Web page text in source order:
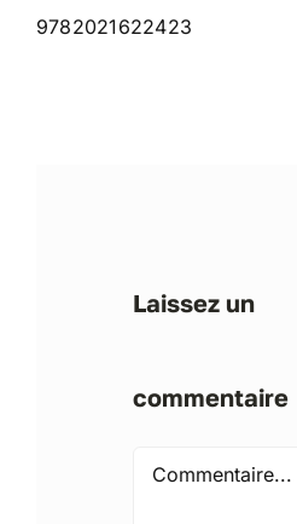
9782021622423
Laissez un
commentaire